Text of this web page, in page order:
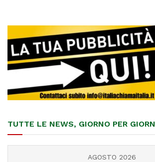
TUTTE LE NEWS, GIORNO PER
AGOSTO 2026